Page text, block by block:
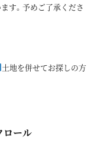
す。予めご了承くださ
土地を併せてお探しの方
ロール